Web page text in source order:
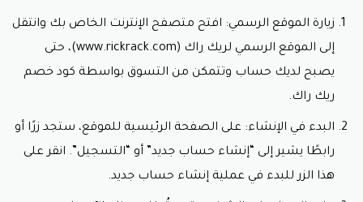
زيارة الموقع الرسمي: افتح متصفح الإنترنت الخاص بك وانتقل
إلى الموقع الرسمي لريك راك (www.rickrack.com)، حتى
يصبح لديك حساب وتتمكن من التسوق بواسطة كود خصم
ريك راك.
البدء في الإنشاء: على الصفحة الرئيسية للموقع، ستجد زرًا أو
رابطًا يشير إلى “إنشاء حساب جديد” أو “التسجيل”. انقر على
هذا الزر للبدء في عملية إنشاء حساب جديد.